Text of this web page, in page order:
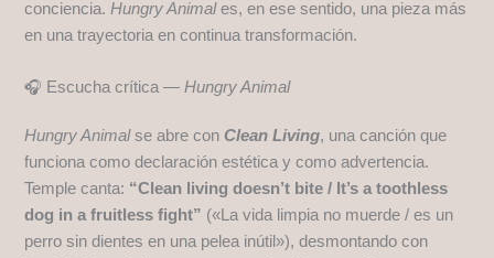
conciencia.Hungry Animales, en ese sentido, una pieza más
en una trayectoria en continua transformación.
🎧 Escucha crítica —Hungry Animal
Hungry Animalse abre con Clean Living, una canción que
funciona como declaración estética y como advertencia.
Temple canta: “Clean living doesn’t bite / It’s a toothless
dog in a fruitless fight” («La vida limpia no muerde / es un
perro sin dientes en una pelea inútil»), desmontando con